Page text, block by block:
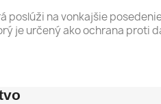
poslúži na vonkajšie
je určený ako ochrana proti